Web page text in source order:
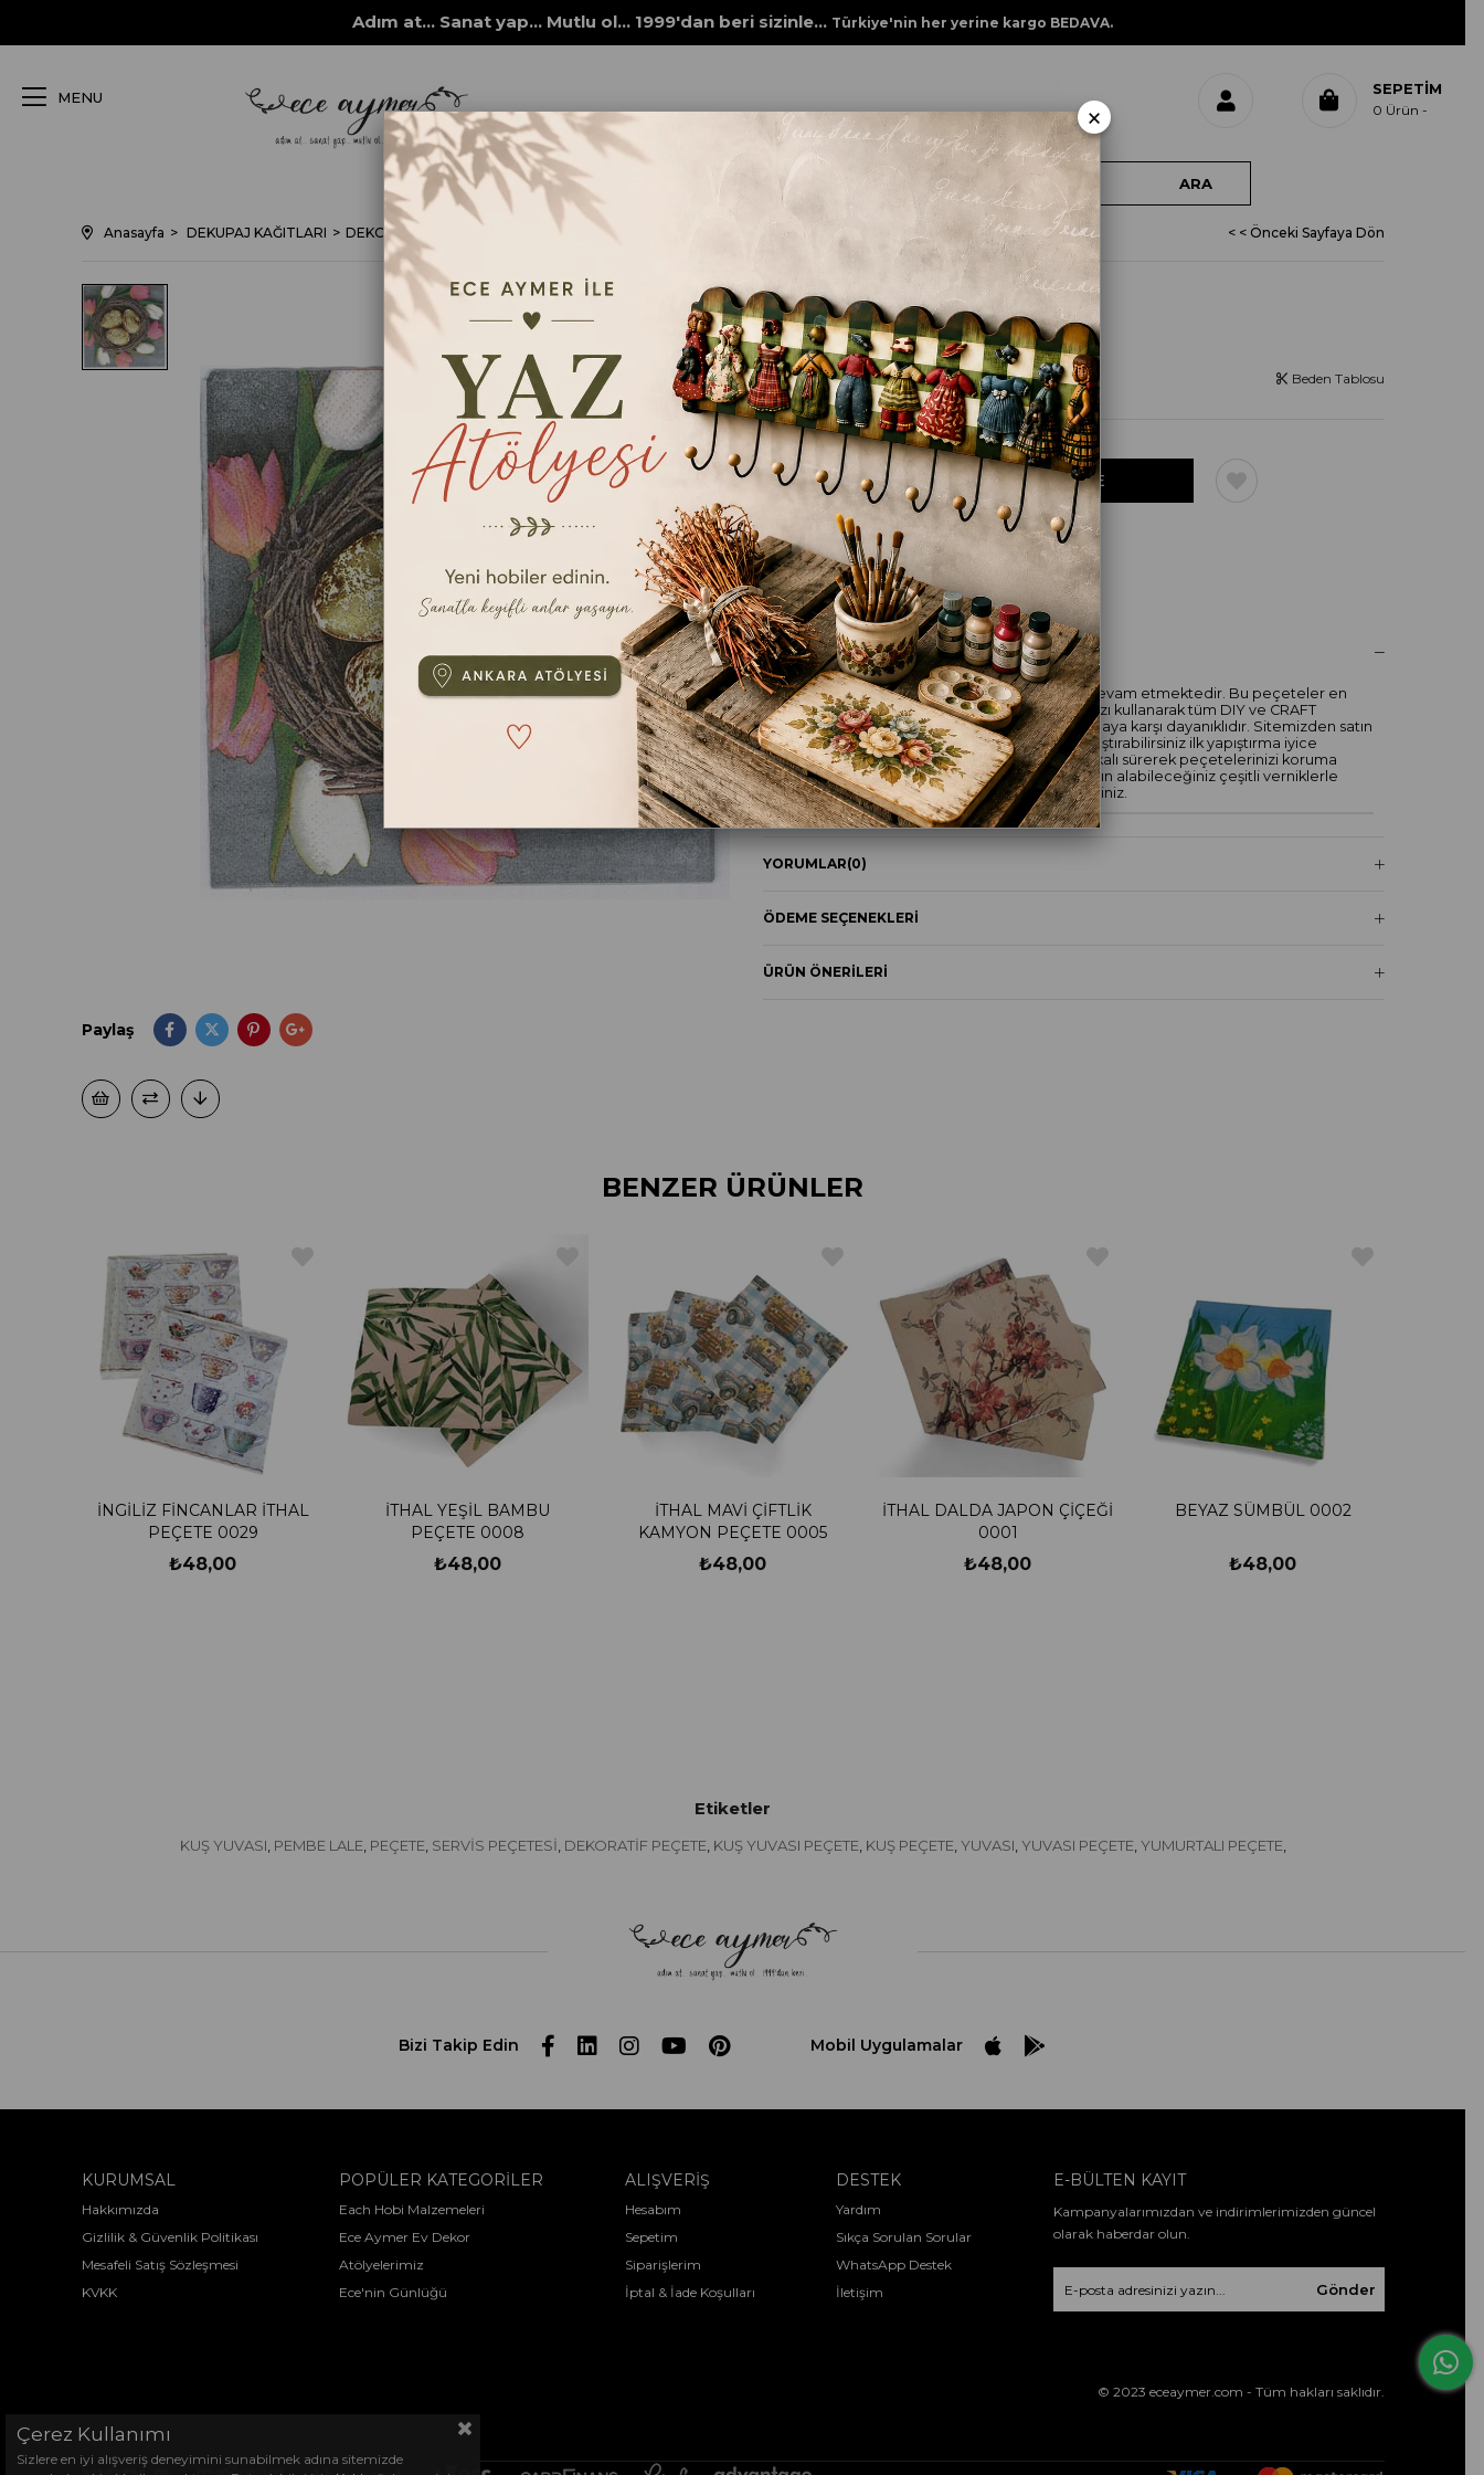
Adım at... Sanat yap... Mutlu ol... 1999'dan beri sizinle... Türkiye'nin her yerine kargo BEDAVA.
MENU SEPETIM
0 Ürün
Anasayfa DEKUPAJ KAĞITLARI DEKORATİF SERVİS PEÇETELERİ KUŞ YUVASI PEÇETE < < Önceki Sayfaya Dön
Paylaş
KUŞ YUVASI PEÇETE
Bir adet peçetede 4 adet kuş yuvası vardır.
₺48,00 Beden Tablosu
TAVSIYE ET YORUM YAZ
ÜRÜN ÖZELLIKLERI
Bu peçetedeki görsel yarısında peçetedede devam etmektedir. Bu peçeteler en
kaliteli baskı yöntemi ile üretilmiştir. Yaratıcılığınızı kullanarak tüm DIY ve CRAFT
işlerinizde kullanabilirsiniz. Kolayca yapışır yırtılmaya karşı dayanıklıdır. Sitemizden satın
alabileceğiniz rich magic dekupaj tutkalı ile yapıştırabilirsiniz ilk yapıştırma iyice
kuruduktan sonra en az iki kat daha dekupaj tutkalı sürerek peçetelerinizi koruma
altına alabilirsiniz sonrasında yine sitemizden satın alabileceğiniz çeşitli verniklerle
vernileyerek objelerinizi, tam korumaya alabilirsiniz.
YORUMLAR(0)
ÖDEME SEÇENEKLERI
ÜRÜN ÖNERILERI
BENZER ÜRÜNLER
İNGİLİZ FİNCANLAR İTHAL
PEÇETE 0029
₺48,00
İTHAL YEŞİL BAMBU
PEÇETE 0008
₺48,00
İTHAL MAVİ ÇİFTLİK
KAMYON PEÇETE 0005
₺48,00
İTHAL DALDA JAPON ÇİÇEĞİ
0001
₺48,00
BEYAZ SÜMBÜL 0002
₺48,00
Etiketler
KUŞ YUVASI, PEMBE LALE, PEÇETE, SERVİS PEÇETESİ, DEKORATİF PEÇETE, KUŞ YUVASI PEÇETE, KUŞ PEÇETE, YUVASI, YUVASI PEÇETE, YUMURTALI PEÇETE,
Bizi Takip Edin Mobil Uygulamalar
KURUMSAL
Hakkımızda
Gizlilik & Güvenlik Politikası
Mesafeli Satış Sözleşmesi
KVKK
POPÜLER KATEGORİLER
Each Hobi Malzemeleri
Ece Aymer Ev Dekor
Atölyelerimiz
Ece'nin Günlüğü
ALIŞVERİŞ
Hesabım
Sepetim
Siparişlerim
İptal & İade Koşulları
DESTEK
Yardım
Sıkça Sorulan Sorular
WhatsApp Destek
İletişim
E-BÜLTEN KAYIT
Kampanyalarımızdan ve indirimlerimizden güncel
olarak haberdar olun.
Gönder
© 2023 eceaymer.com - Tüm hakları saklıdır.
Çerez Kullanımı
Sizlere en iyi alışveriş deneyimini sunabilmek adına sitemizde
×